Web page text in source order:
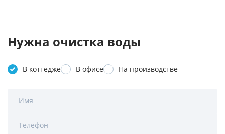
Нужна очистка воды
В коттедже В офисе На производстве
Имя
Телефон